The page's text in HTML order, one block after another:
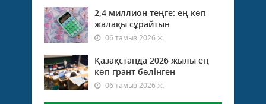
2,4 миллион теңге: ең көп
жалақы сұрайтын
06 тамыз 2026 ж.
Қазақстанда 2026 жылы ең
көп грант бөлінген
06 тамыз 2026 ж.